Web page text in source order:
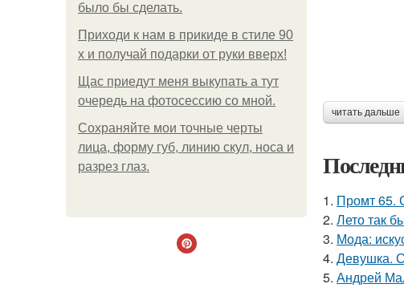
было бы сделать.
Приходи к нам в прикиде в стиле 90
х и получай подарки от руки вверх!
Щас приедут меня выкупать а тут
очередь на фотосессию со мной.
Сохраняйте мои точные черты
лица, форму губ, линию скул, носа и
разрез глаз.
читать дальше
1. Промт 65.
2. Лето так
3. Мода:
4. Девушка.
5. Андрей